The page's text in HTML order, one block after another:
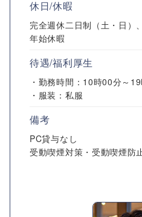
休日/休暇
完全週休二日制（土・日）
年始休暇
待遇/福利厚生
・勤務時間：10時00分～
・服装：私服
備考
PC貸与なし
受動喫煙対策・受動喫煙防